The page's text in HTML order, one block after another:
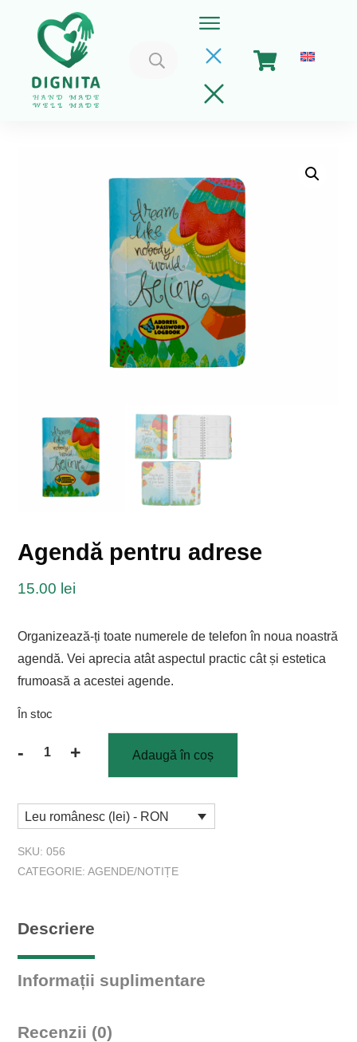
Caută
după:
Home
Coșul meu
Implica-te
Despre Noi
Agendă pentru adrese
15.00 lei
Organizează-ți toate numerele de telefon în noua noastră
agendă. Vei aprecia atât aspectul practic cât și estetica
frumoasă a acestei agende.
În stoc
-
Cantitate
adrese
+ Adaugă în coș
Leu românesc (lei) - RON
SKU: 056
CATEGORIE: AGENDE/NOTIȚE
Descriere
Informații suplimentare
Recenzii (0)